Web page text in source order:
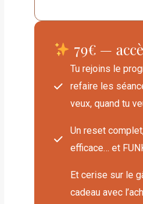
79€ —
Tu rejoins le
refaire les
veux, quand tu
Un reset
efficace… et
Et cerise sur le
cadeau avec